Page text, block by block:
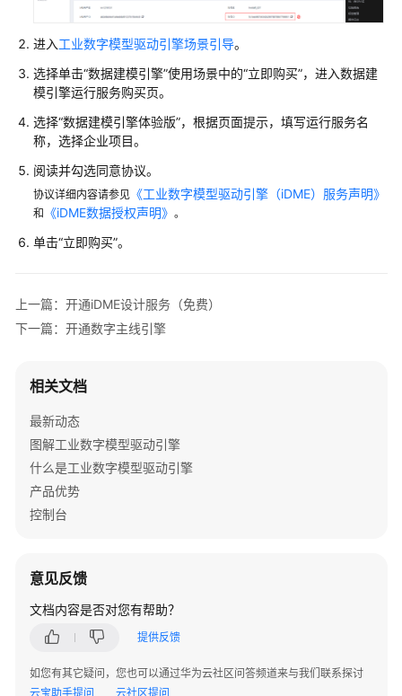
进入工业数字模型驱动引擎场景引导。
选择单击“数据建模引擎”使用场景中的“立即购买”，进入数据建
模引擎运行服务购买页。
选择“数据建模引擎体验版”，根据页面提示，填写运行服务名
称，选择企业项目。
阅读并勾选同意协议。
协议详细内容请参见 《工业数字模型驱动引擎（iDME）服务声明》
和 《iDME数据授权声明》 。
单击“立即购买”。
上一篇：开通iDME设计服务（免费）
下一篇：开通数字主线引擎
相关文档
最新动态
图解工业数字模型驱动引擎
什么是工业数字模型驱动引擎
产品优势
控制台
意见反馈
文档内容是否对您有帮助？
提供反馈
如您有其它疑问，您也可以通过华为云社区问答频道来与我们联系探讨
云宝助手提问
云社区提问